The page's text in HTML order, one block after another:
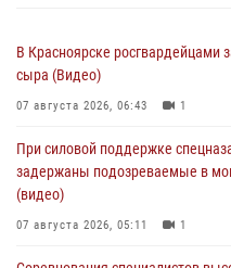
В Красноярске росгвардейцами
сыра (Видео)
07 августа 2026, 06:43 1
При силовой поддержке
задержаны подозреваемые в
(видео)
07 августа 2026, 05:11 1